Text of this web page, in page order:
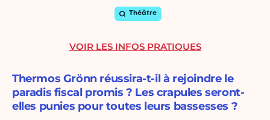
Théâtre
Thermos Grönn réussira-t-il à rejoindre le
paradis fiscal promis ? Les crapules seront-
elles punies pour toutes leurs bassesses ?
VOIR LES INFOS PRATIQUES